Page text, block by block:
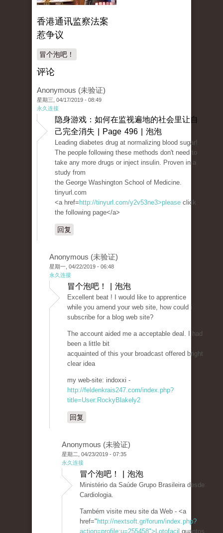
香港通讯监察法案
惹争议
冒个泡吧！
评论
Anonymous (未验证)
星期三, 04/17/2019 - 08:49
永久连接
隐身游戏：如何在监视遍地的社会里让自
己完全消失 | Page 496 | 泡泡
Leading diabetes drug at normalizing blood sugar!
The people following these methods don't need to
take any more drugs or inject insulin. Proven in a
study from
the George Washington School of Medicine.
tinyurl.com
<a href= http://tinyurl.com/y2v53ne3>please click
the following page</a>
回复
Anonymous (未验证)
星期一, 04/22/2019 - 06:48
永久连接
冒个泡吧！ | 泡泡
Excellent beat ! I would like to apprentice
while you amend your web site, how could i
subscribe for a blog web site?
The account aided me a acceptable deal. I had
been a little bit
acquainted of this your broadcast offered bright
clear idea
my web-site: indoxxi -
http://feldenkrais247.com/index.php?
title=User:RockyBlakely2
回复
Anonymous (未验证)
星期二, 04/23/2019 - 07:35
永久连接
冒个泡吧！ | 泡泡
Ministério da Saúde Grupo Brasileira desde
Cardiologia.
Também visite meu site da Web - <a
href=" http://nextsoft.gr/forum/index.php?
action=profile;u=255458">Lotofacil quantos